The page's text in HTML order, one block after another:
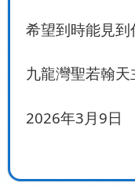
希望到時能見到
九龍灣聖若翰
2026年3 月 9 日